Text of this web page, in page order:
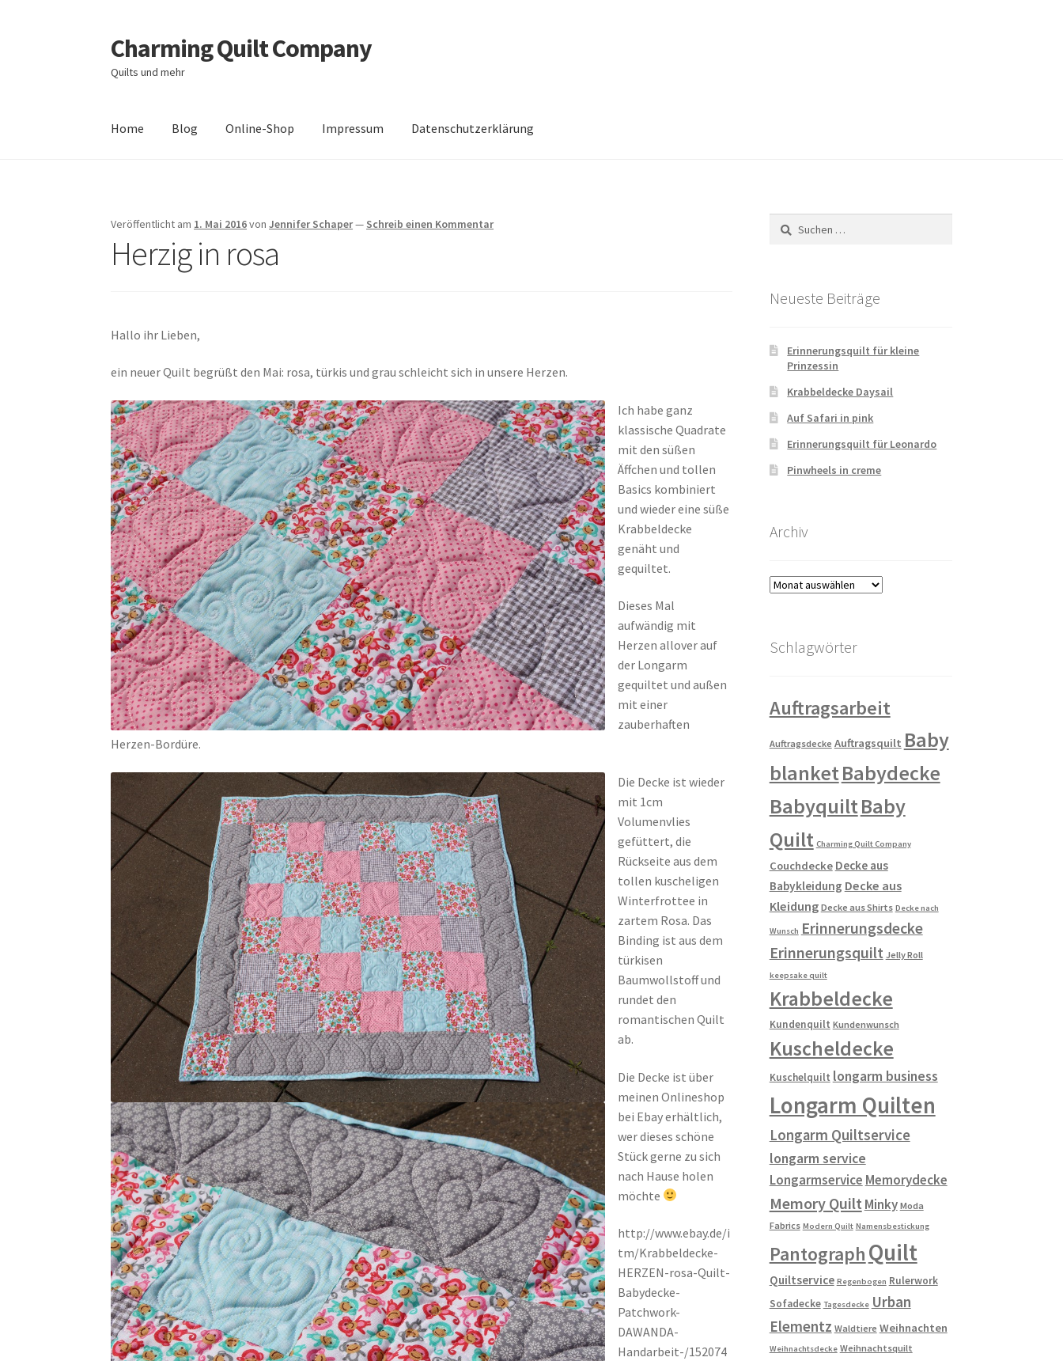
Zur
Navigation
springen
Zum
Inhalt
springen
Charming Quilt Company
Quilts und mehr
Home Blog Online-Shop Impressum Datenschutzerklärung
Zahlungsarten
Veröffentlicht am 1. Mai 2016vonJennifer Schaper— Schreib einen Kommentar
Herzig in rosa
Hallo ihr Lieben,
ein neuer Quilt begrüßt den Mai: rosa, türkis und grau schleicht sich in unsere Herzen.
Ich habe ganz
klassische Quadrate
mit den süßen
Äffchen und tollen
Basics kombiniert
und wieder eine süße
Krabbeldecke
genäht und
gequiltet.
Dieses Mal
aufwändig mit
Herzen allover auf
der Longarm
gequiltet und außen
mit einer
zauberhaften
Herzen-Bordüre.
Die Decke ist wieder
mit 1cm
Volumenvlies
gefüttert, die
Rückseite aus dem
tollen kuscheligen
Winterfrottee in
zartem Rosa. Das
Binding ist aus dem
türkisen
Baumwollstoff und
rundet den
romantischen Quilt
ab.
Die Decke ist über
meinen Onlineshop
bei Ebay erhältlich,
wer dieses schöne
Stück gerne zu sich
nach Hause holen
möchte
http://www.ebay.de/i
tm/Krabbeldecke-
HERZEN-rosa-Quilt-
Babydecke-
Patchwork-
DAWANDA-
Handarbeit-/152074
Suchen
nach:
Neueste Beiträge
Erinnerungsquilt für kleine
Prinzessin
Krabbeldecke Daysail
Auf Safari in pink
Erinnerungsquilt für Leonardo
Pinwheels in creme
Archiv
Archiv
Schlagwörter
Auftragsarbeit
Auftragsdecke Auftragsquilt Baby
blanketBabydecke
BabyquiltBaby
Quilt Charming Quilt Company
Couchdecke Decke aus
Babykleidung Decke aus
Kleidung Decke aus Shirts Decke nach
Wunsch Erinnerungsdecke
Erinnerungsquilt Jelly Roll
keepsake quilt
Krabbeldecke
Kundenquilt Kundenwunsch
Kuscheldecke
Kuschelquilt longarm business
Longarm Quilten
Longarm Quiltservice
longarm service
Longarmservice Memorydecke
Memory Quilt Minky Moda
Fabrics Modern Quilt Namensbestickung
Pantograph Quilt
Quiltservice Regenbogen Rulerwork
Sofadecke Tagesdecke Urban
Elementz Waldtiere Weihnachten
Weihnachtsdecke Weihnachtsquilt